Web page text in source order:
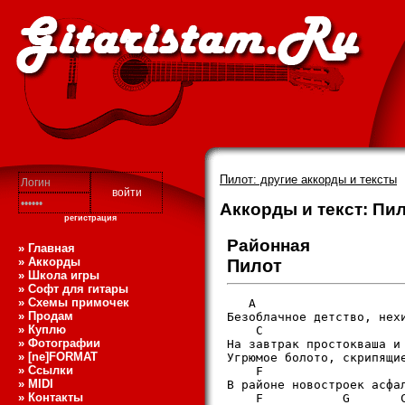
регистрация
Пилот: другие аккорды и тексты
Аккорды и текст:
» Главная
» Аккорды
» Школа игры
» Софт для гитары
» Схемы примочек
» Продам
» Куплю
» Фотографии
» [ne]FORMAT
» Ссылки
» MIDI
» Контакты
Районная
Пилот
   A
Безоблачное детство,
C
На завтрак простокваша
Угрюмое болото,
F
В районе новостроек
F           G